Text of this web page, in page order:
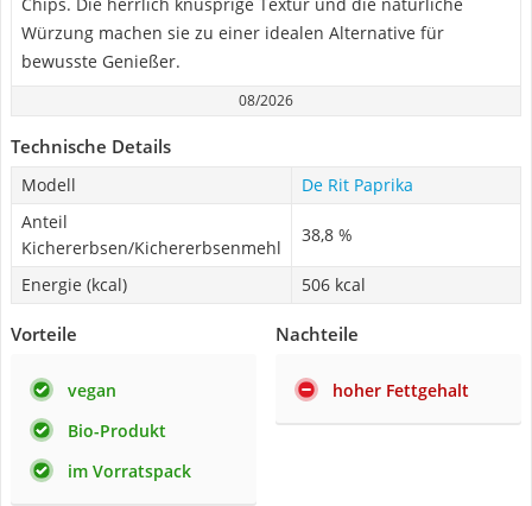
Würzung machen sie zu einer idealen Alternative für
bewusste Genießer.
08/2026
Technische Details
Modell
De Rit Paprika
Anteil
Kichererbsen/Kichererbsenmehl
38,8 %
Energie (kcal) 506 kcal
Vorteile
vegan
Bio-Produkt
im Vorratspack
Nachteile
hoher Fettgehalt